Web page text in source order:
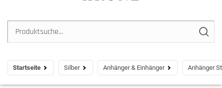
Startseite Silber Anhänger & Einhänger Anhänger